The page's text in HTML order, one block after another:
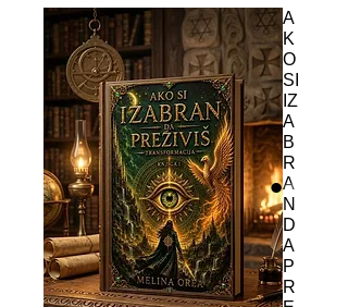
A
K
O
SI
IZ
A
B
R
A
N
D
A
P
R